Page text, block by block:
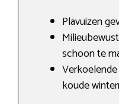
Plavuizen
schoon te
koude